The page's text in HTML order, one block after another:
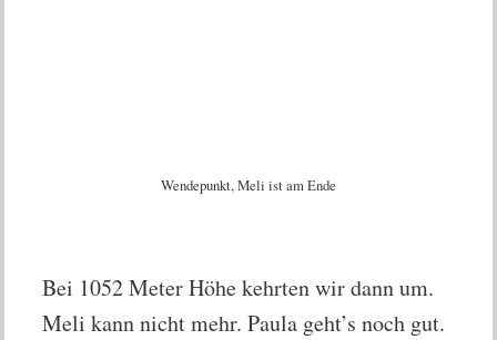
Wendepunkt, Meli ist am Ende
Bei 1052 Meter Höhe kehrten wir dann um.
Meli kann nicht mehr. Paula geht’s noch gut.